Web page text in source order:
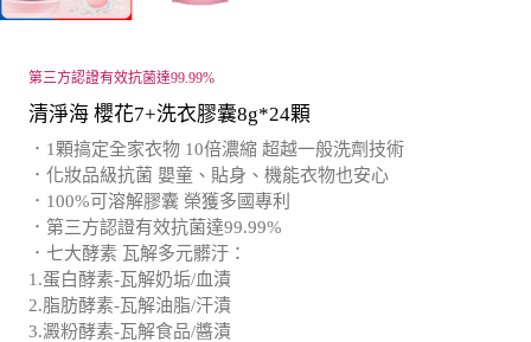
第三方認證有效抗菌達99.99%
清淨海 櫻花7+洗衣膠囊8g*24顆
．1顆搞定全家衣物 10倍濃縮 超越一般洗劑技術
．化妝品級抗菌 嬰童、貼身、機能衣物也安心
．100%可溶解膠囊 榮獲多國專利
．第三方認證有效抗菌達99.99%
．七大酵素 瓦解多元髒汙：
1.蛋白酵素-瓦解奶垢/血漬
2.脂肪酵素-瓦解油脂/汗漬
3.澱粉酵素-瓦解食品/醬漬